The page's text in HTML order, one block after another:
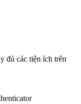
đủ các tiện ích trên